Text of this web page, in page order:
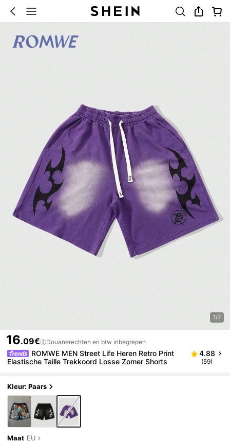
1/7
16.09€ Douanerechten en btw inbegrepen
ROMWE MEN Street Life Heren Retro Print
Elastische Taille Trekkoord Losse Zomer Shorts
4.88
(59)
Kleur: Paars
Maat EU